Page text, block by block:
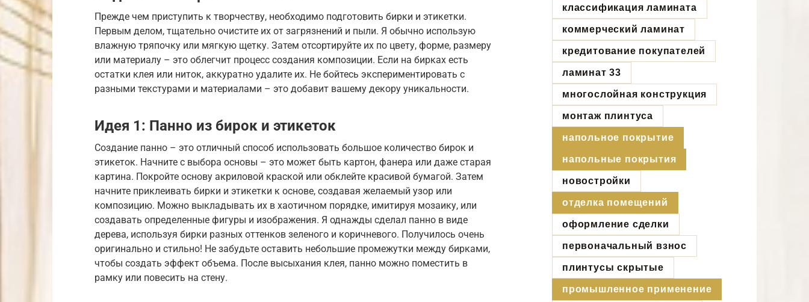
Прежде чем приступить к творчеству, необходимо подготовить бирки и этикетки.
Первым делом, тщательно очистите их от загрязнений и пыли. Я обычно использую
влажную тряпочку или мягкую щетку. Затем отсортируйте их по цвету, форме, размеру
или материалу – это облегчит процесс создания композиции. Если на бирках есть
остатки клея или ниток, аккуратно удалите их. Не бойтесь экспериментировать с
разными текстурами и материалами – это добавит вашему декору уникальности.
Идея 1: Панно из бирок и этикеток
Создание панно – это отличный способ использовать большое количество бирок и
этикеток. Начните с выбора основы – это может быть картон, фанера или даже старая
картина. Покройте основу акриловой краской или обклейте красивой бумагой. Затем
начните приклеивать бирки и этикетки к основе, создавая желаемый узор или
композицию. Можно выкладывать их в хаотичном порядке, имитируя мозаику, или
создавать определенные фигуры и изображения. Я однажды сделал панно в виде
дерева, используя бирки разных оттенков зеленого и коричневого. Получилось очень
оригинально и стильно! Не забудьте оставить небольшие промежутки между бирками,
чтобы создать эффект объема. После высыхания клея, панно можно поместить в
рамку или повесить на стену.
классификация ламината
коммерческий ламинат
кредитование покупателей
ламинат 33
многослойная конструкция
монтаж плинтуса
напольное покрытие
напольные покрытия
новостройки
отделка помещений
оформление сделки
первоначальный взнос
плинтусы скрытые
промышленное применение